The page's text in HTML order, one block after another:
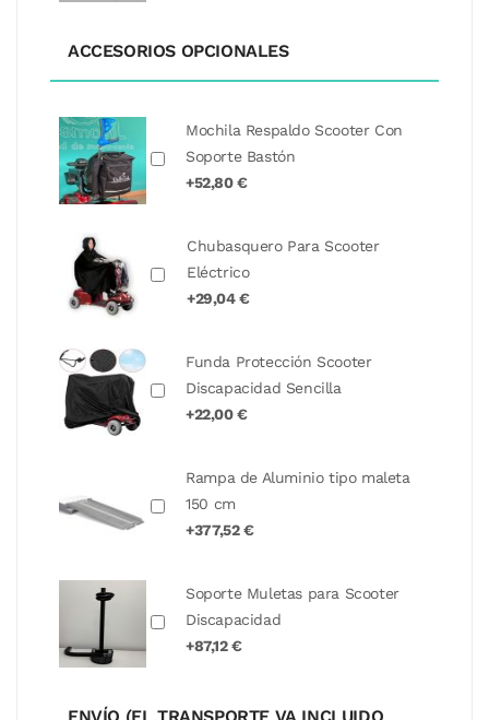
ACCESORIOS OPCIONALES
Mochila Respaldo Scooter Con
Soporte Bastón
+52,80 €
Chubasquero Para Scooter
Eléctrico
+29,04 €
Funda Protección Scooter
Discapacidad Sencilla
+22,00 €
Rampa de Aluminio tipo maleta
150 cm
+377,52 €
Soporte Muletas para Scooter
Discapacidad
+87,12 €